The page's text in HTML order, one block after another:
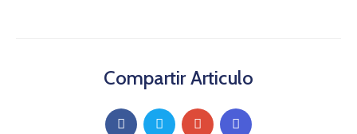
Compartir Articulo